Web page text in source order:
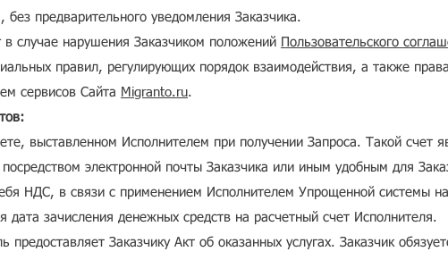
без предварительного уведомления Заказчика.
в случае нарушения Заказчиком положений Пользовательского
правил, регулирующих порядок взаимодействия, а также
сервисов Сайта Migranto.ru.
выставленном Исполнителем при получении Запроса. Такой счет
электронной почты Заказчика или иным удобным для
НДС, в связи с применением Исполнителем Упрощенной системы
дата зачисления денежных средств на расчетный счет Исполнителя.
предоставляет Заказчику Акт об оказанных услугах. Заказчик